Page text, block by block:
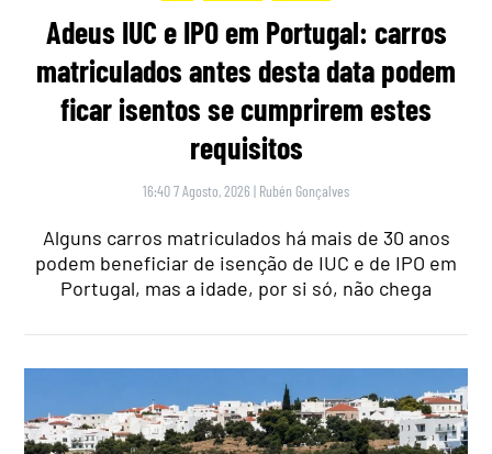
Adeus IUC e IPO em Portugal: carros
matriculados antes desta data podem
ficar isentos se cumprirem estes
requisitos
16:40 7 Agosto, 2026 | Rubén Gonçalves
Alguns carros matriculados há mais de 30 anos
podem beneficiar de isenção de IUC e de IPO em
Portugal, mas a idade, por si só, não chega